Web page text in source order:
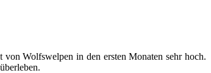
Wolfswelpen in den ersten Monaten sehr hoch.